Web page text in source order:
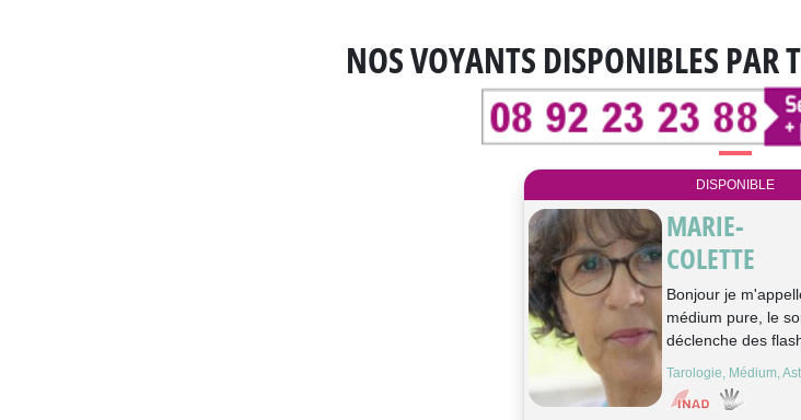
NOS VOYANTS DISPONIBLES PAR
DISPONIBLE
MARIE-
COLETTE
Bonjour je
médium pure, le
déclenche des
Tarologie, Médium,